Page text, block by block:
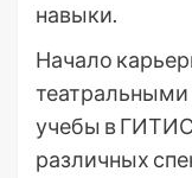
навыки.
Начало
учебы в ГИТИС
различных